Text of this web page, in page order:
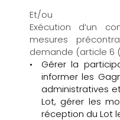
Et/ou
Exécution d’un
mesures
demande (article 6
Gérer la
informer les
administratives
Lot, gérer les
réception du Lot